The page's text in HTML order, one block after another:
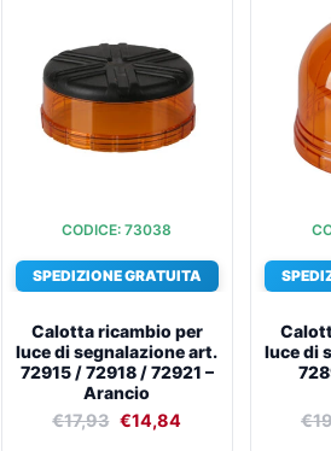
CODICE: 73038
SPEDIZIONE GRATUITA
Calotta ricambio per
luce di segnalazione art.
72915 / 72918 / 72921 –
Arancio
€17,93
era:
€17,93.
€14,84
è:
€14,84.
luce di
€